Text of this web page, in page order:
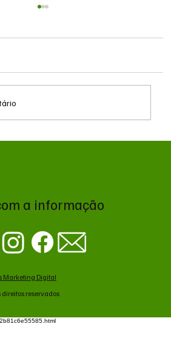
a informação
Marketing Digital
reservados